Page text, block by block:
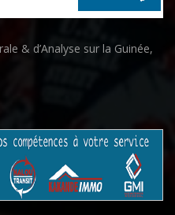
& d’Analyse sur la Guinée,